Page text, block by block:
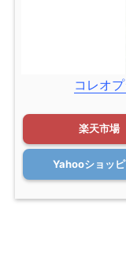
コレオ
楽天市場
Yahooショッ